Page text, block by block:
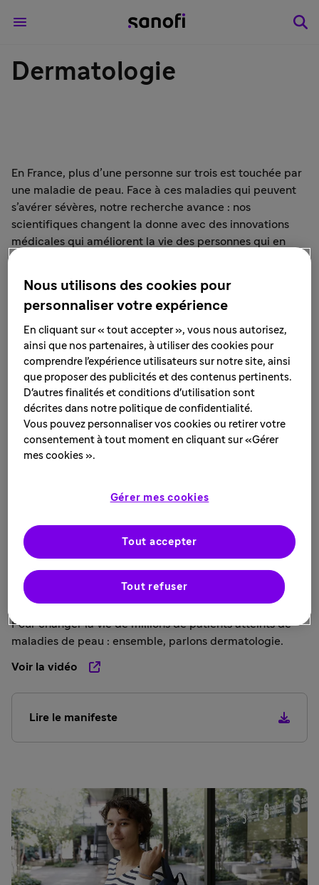
Dermatologie
En France, plus d’une personne sur trois est touchée par
une maladie de peau. Face à ces maladies qui peuvent
s’avérer sévères, notre recherche avance : nos
scientifiques changent la donne avec des innovations
médicales qui améliorent la vie des personnes qui en
Notre manifeste en
dermatologie
Pour changer la vie de millions de patients atteints de
maladies de peau : ensemble, parlons dermatologie.
Voir la vidéo
Lire le manifeste
Nous utilisons des cookies pour
personnaliser votre expérience
En cliquant sur « tout accepter », vous nous autorisez,
ainsi que nos partenaires, à utiliser des cookies pour
comprendre l’expérience utilisateurs sur notre site, ainsi
que proposer des publicités et des contenus pertinents.
D'autres finalités et conditions d'utilisation sont
décrites dans notre politique de confidentialité.
Vous pouvez personnaliser vos cookies ou retirer votre
consentement à tout moment en cliquant sur «Gérer
mes cookies ».
Gérer mes cookies
Tout refuser
Tout accepter